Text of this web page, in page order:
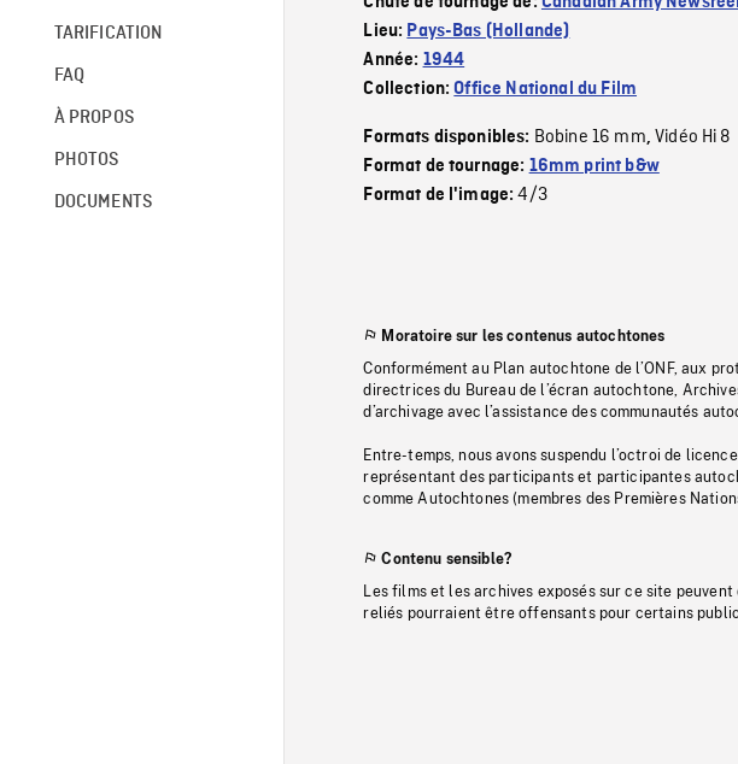
TARIFICATION
FAQ
À PROPOS
PHOTOS
DOCUMENTS
Lieu: Pays-Bas (Hollande)
Année: 1944
Collection:Office National du Film
Formats disponibles: Bobine 16 mm,Vidéo Hi 8
Format de tournage: 16mm print b&w
Format de l'image:4/3
Moratoire sur les contenus autochtones
Conformément au Plan autochtone de l’ONF, aux
directrices du Bureau de l’écran autochtone,
d’archivage avec l’assistance des communautés
Entre-temps, nous avons suspendu l’octroi de
représentant des participants et participantes
comme Autochtones (membres des Premières
Contenu sensible?
Les films et les archives exposés sur ce site
reliés pourraient être offensants pour certains